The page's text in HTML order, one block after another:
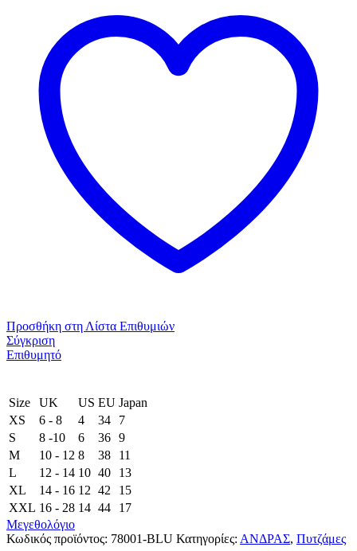
παντελόνι
Cotton
Μπλε
Beach
ποσότητα
Προσθήκη στη Λίστα Επιθυμιών
Σύγκριση
Επιθυμητό
Size UK US EU Japan
XS
6 - 8 4 34
7
S
8 -10 6 36 9
M
10 - 12 8 38
11
L
12 - 14 10 40
13
XL
14 - 16 12 42
15
XXL 16 - 28 14 44
17
Μεγεθολόγιο
Κωδικός προϊόντος: 78001-BLU Κατηγορίες: ΑΝΔΡΑΣ, Πυτζάμες